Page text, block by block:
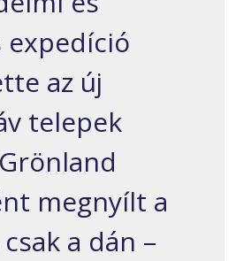
expedíció
az új
telepek
megnyílt a
a dán –